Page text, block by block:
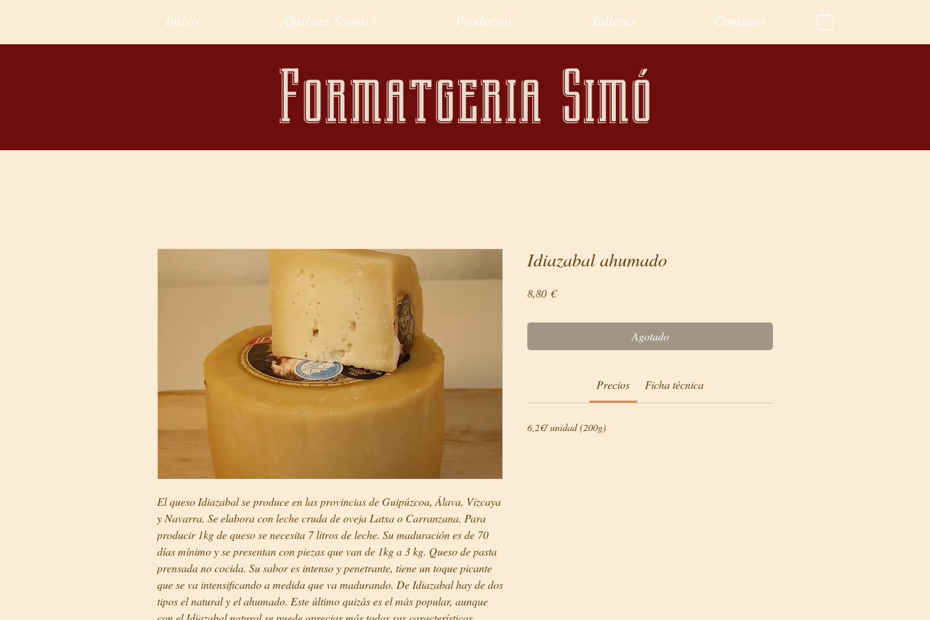
Inicio ¿Quiénes Somos? Productos Talleres Contacto
Formatgeria Simó
El queso Idiazabal se produce en las provincias de Guipúzcoa, Álava, Vizcaya
y Navarra. Se elabora con leche cruda de oveja Latxa o Carranzana. Para
producir 1kg de queso se necesita 7 litros de leche. Su maduración es de 70
días mínimo y se presentan con piezas que van de 1kg a 3 kg. Queso de pasta
prensada no cocida. Su sabor es intenso y penetrante, tiene un toque picante
que se va intensificando a medida que va madurando. De Idiazabal hay de dos
tipos el natural y el ahumado. Este último quizás es el más popular, aunque
Idiazabal ahumado
8,80 €Precio
Agotado
Precios Ficha técnica
6,2€/ unidad (200g)